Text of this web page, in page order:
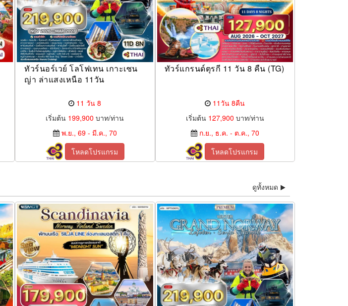
ทัวร์นอร์เวย์ โลโฟเทน เกาะเซน
ญ่า ล่าแสงเหนือ 11วัน
11 วัน 8
เริ่มต้น 199,900 บาท/ท่าน
พ.ย., 69 - มี.ค., 70
โหลดโปรแกรม
ทัวร์แกรนด์ตุรกี 11 วัน 8 คืน (TG)
11วัน 8คืน
เริ่มต้น 127,900 บาท/ท่าน
ก.ย., ธ.ค. - ต.ค., 70
โหลดโปรแกรม
ดูทั้งหมด